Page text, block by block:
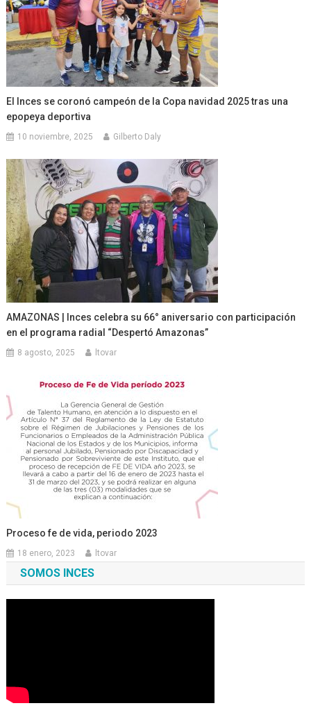
El Inces se coronó campeón de la Copa navidad 2025 tras una
epopeya deportiva
10 noviembre, 2025 Gilberto Daly
AMAZONAS | Inces celebra su 66° aniversario con participación
en el programa radial “Despertó Amazonas”
8 agosto, 2025 ltovar
Proceso fe de vida, periodo 2023
18 enero, 2023 ltovar
SOMOS INCES